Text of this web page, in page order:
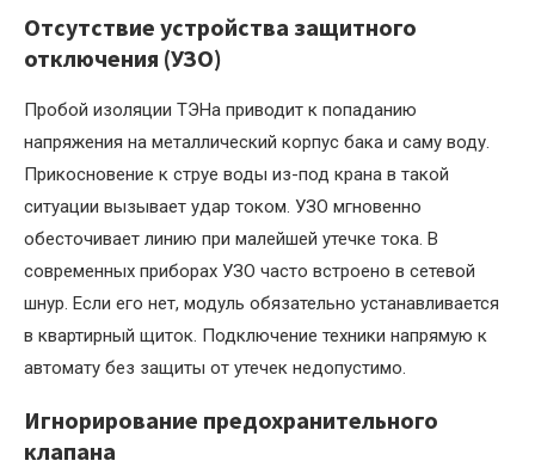
Отсутствие устройства защитного
отключения (УЗО)
Пробой изоляции ТЭНа приводит к попаданию
напряжения на металлический корпус бака и саму воду.
Прикосновение к струе воды из-под крана в такой
ситуации вызывает удар током. УЗО мгновенно
обесточивает линию при малейшей утечке тока. В
современных приборах УЗО часто встроено в сетевой
шнур. Если его нет, модуль обязательно устанавливается
в квартирный щиток. Подключение техники напрямую к
автомату без защиты от утечек недопустимо.
Игнорирование предохранительного
клапана